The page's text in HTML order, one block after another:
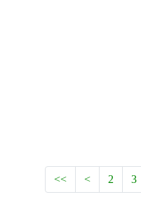
<< < 2 3